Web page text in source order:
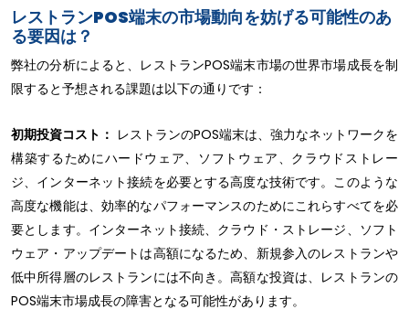
レストランPOS端末の市場動向を妨げる可能性のあ
る要因は？
弊社の分析によると、レストランPOS端末市場の世界市場成長を制
限すると予想される課題は以下の通りです：
初期投資コスト： レストランのPOS端末は、強力なネットワークを
構築するためにハードウェア、ソフトウェア、クラウドストレー
ジ、インターネット接続を必要とする高度な技術です。このような
高度な機能は、効率的なパフォーマンスのためにこれらすべてを必
要とします。インターネット接続、クラウド・ストレージ、ソフト
ウェア・アップデートは高額になるため、新規参入のレストランや
低中所得層のレストランには不向き。高額な投資は、レストランの
POS端末市場成長の障害となる可能性があります。